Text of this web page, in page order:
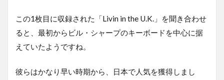
この1枚目に収録された「Livin in the U.K.」を聞き合わせ
ると、最初からビル・シャープのキーボードを中心に据
えていたようですね。
彼らはかなり早い時期から、日本で人気を獲得しまし